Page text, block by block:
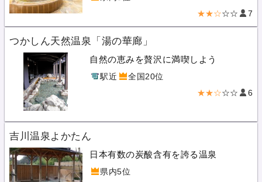
★★☆☆☆ 7
つかしん天然温泉「湯の華廊」
自然の恵みを贅沢に満喫しよう
駅近 全国20位
★★☆☆☆ 6
吉川温泉よかたん
日本有数の炭酸含有を誇る温泉
県内5位